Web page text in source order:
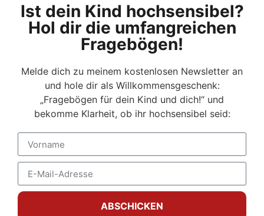
Ist dein Kind hochsensibel?
Hol dir die umfangreichen
Fragebögen!
Melde dich zu meinem kostenlosen Newsletter an
und hole dir als Willkommensgeschenk:
„Fragebögen für dein Kind und dich!“ und
bekomme Klarheit, ob ihr hochsensibel seid:
ABSCHICKEN